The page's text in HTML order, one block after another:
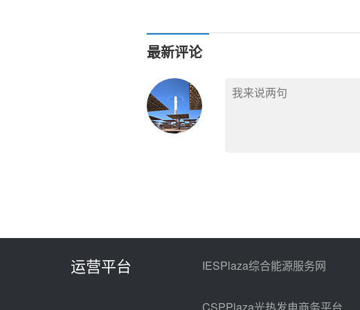
最新评论
运营平台 IESPlaza综合能源服务网